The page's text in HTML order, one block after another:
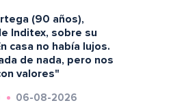
(90 años),
Inditex, sobre su
casa no había lujos.
de nada, pero nos
valores"
06-08-2026